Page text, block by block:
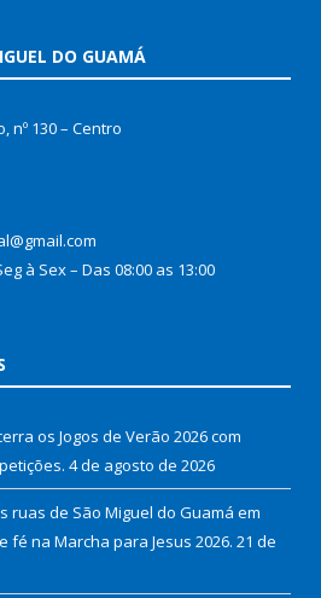
DO GUAMÁ
nº 130 – Centro
à Sex – Das 08:00 as 13:00
os Jogos de Verão 2026 com
4 de agosto de 2026
ruas de São Miguel do Guamá em
na Marcha para Jesus 2026. 21 de